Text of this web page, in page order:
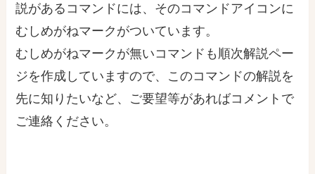
説があるコマンドには、そのコマンドアイコンに
むしめがねマーク がついています。
むしめがねマークが無いコマンド も 順次解説ペー
ジを作成 していますので、このコマンドの解説を
先に知りたいなど、ご要望等があればコメントで
ご連絡ください。